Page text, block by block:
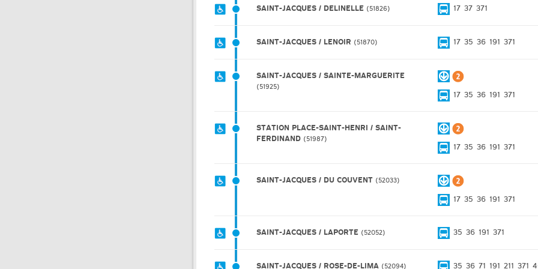
SAINT-JACQUES / DELINELLE 51826 17 37 371
SAINT-JACQUES / LENOIR 51870 17 35 36 191 371
SAINT-JACQUES / SAINTE-MARGUERITE
51925
17 35 36 191 371
STATION PLACE-SAINT-HENRI / SAINT-
FERDINAND
51987
17 35 36 191 371
SAINT-JACQUES / DU COUVENT 52033
17 35 36 191 371
SAINT-JACQUES / LAPORTE 52052 35 36 191 371
SAINT-JACQUES / ROSE-DE-LIMA 52094 35 36 71 191 211 371